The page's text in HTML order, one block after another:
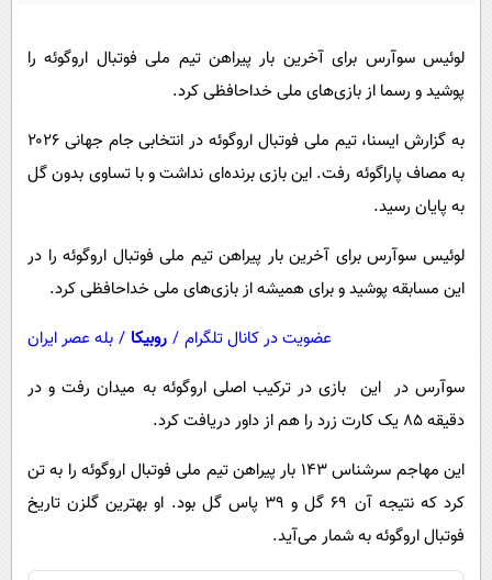
فناوری
گوناگون
حوادث
محیط زیست
فرهنگی
بین الملل
اجتماعی
سیاست خارجی
روانشناسی
آشپزی
دانلود
لوئیس سوآرس برای آخرین بار پیراهن تیم ملی فوتبال اروگوئه را
پوشید و رسما از بازی‌های ملی خداحافظی کرد.
به گزارش ایسنا، تیم ملی فوتبال اروگوئه در انتخابی جام جهانی ۲۰۲۶
به مصاف پاراگوئه رفت. این بازی برنده‌ای نداشت و با تساوی بدون گل
به پایان رسید.
لوئیس سوآرس برای آخرین بار پیراهن تیم ملی فوتبال اروگوئه را در
این مسابقه پوشید و برای همیشه از بازی‌های ملی خداحافظی کرد.
عضویت در کانال تلگرام / روبیکا / بله عصر ایران
سوآرس در این بازی در ترکیب اصلی اروگوئه به میدان رفت و در
دقیقه ۸۵ یک کارت زرد را هم از داور دریافت کرد.
این مهاجم سرشناس ۱۴۳ بار پیراهن تیم ملی فوتبال اروگوئه را به تن
کرد که نتیجه آن ۶۹ گل و ۳۹ پاس گل بود. او بهترین گلزن تاریخ
فوتبال اروگوئه به شمار می‌آید.